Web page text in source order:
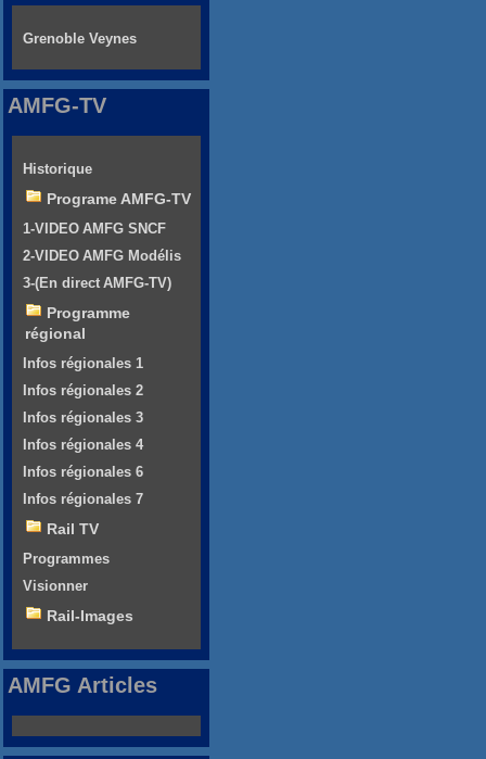
Grenoble Veynes
AMFG-TV
Historique
Programe AMFG-TV
1-VIDEO AMFG SNCF
2-VIDEO AMFG Modélis
3-(En direct AMFG-TV)
Programme
régional
Infos régionales 1
Infos régionales 2
Infos régionales 3
Infos régionales 4
Infos régionales 6
Infos régionales 7
Rail TV
Programmes
Visionner
Rail-Images
AMFG Articles